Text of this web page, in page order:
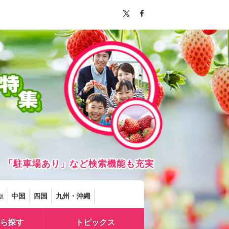
駐車場あり」など検索機能も充実
中国 四国 九州・沖縄
探す トピックス